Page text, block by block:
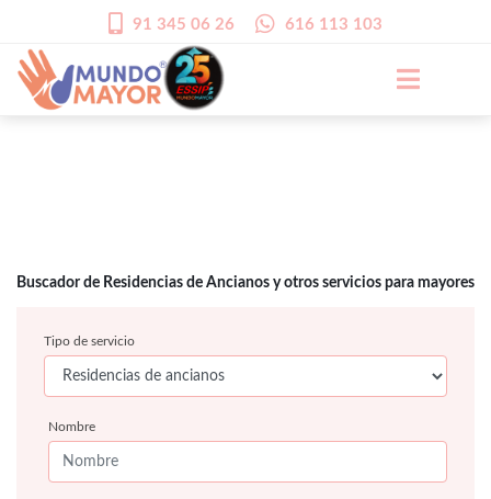
91 345 06 26 616 113 103
Buscador de Residencias de Ancianos y otros servicios para mayores
Tipo de servicio
Nombre